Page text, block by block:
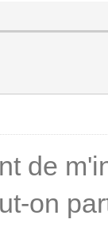
de
on